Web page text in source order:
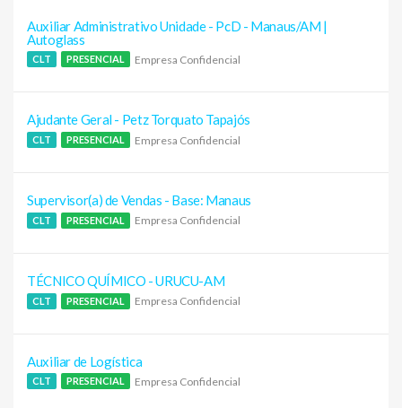
Auxiliar Administrativo Unidade - PcD - Manaus/AM |
Autoglass
CLT PRESENCIAL Empresa Confidencial
Ajudante Geral - Petz Torquato Tapajós
CLT PRESENCIAL Empresa Confidencial
Supervisor(a) de Vendas - Base: Manaus
CLT PRESENCIAL Empresa Confidencial
TÉCNICO QUÍMICO - URUCU-AM
CLT PRESENCIAL Empresa Confidencial
Auxiliar de Logística
CLT PRESENCIAL Empresa Confidencial